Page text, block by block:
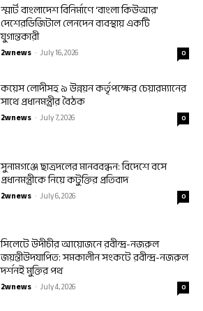
স্মার্ট বাংলাদেশ বিনির্মাণে ‘বাংলা কিউআর’
দেশেরডিজিটাল লেনদেন ব্যবস্থায় একটি
যুগান্তকারী
2wnews - July 16, 2026 0
কয়েস লোদীসহ ৯ উন্নয়ন কর্তৃপক্ষের চেয়ারম্যানের
সাথে প্রধানমন্ত্রীর বৈঠক
2wnews - July 7, 2026 0
সুনামগঞ্জে ছাত্রদলের মানববন্ধন: বিদেশে বসে
প্রধানমন্ত্রীকে নিয়ে কটুক্তির প্রতিবাদ
2wnews - July 6, 2026 0
সিলেটে উদীচীর আয়োজনে রবীন্দ্র-নজরুল
জয়ন্তীউদযাপিত: সমকালীন সংকটে রবীন্দ্র-নজরুল
দর্শনই মুক্তির পথ
2wnews - July 4, 2026 0